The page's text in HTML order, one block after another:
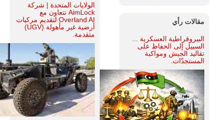
مقالات رأي
البيروقراطية العسكرية ...
السبيل إلى الحفاظ على
تقاليد الجيش ومواكبة
المستجدّات.
الولايات المتحدة | شركة
AimLock تتعاون مع
Overland AI لتقديم مركبات
أرضية غير مأهولة (UGV)
متقدمة.